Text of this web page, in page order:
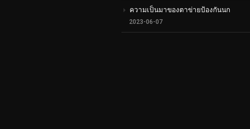
ความเป็นมาของตาข่ายป้องกันนก
2023-06-07